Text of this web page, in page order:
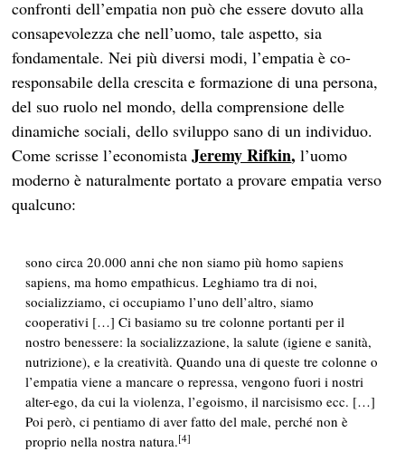
confronti dell’empatia non può che essere dovuto alla
consapevolezza che nell’uomo, tale aspetto, sia
fondamentale. Nei più diversi modi, l’empatia è co-
responsabile della crescita e formazione di una persona,
del suo ruolo nel mondo, della comprensione delle
dinamiche sociali, dello sviluppo sano di un individuo.
Come scrisse l’economistaJeremy Rifkin,l’uomo
moderno è naturalmente portato a provare empatia verso
qualcuno:
sono circa 20.000 anni che non siamo più homo sapiens
sapiens, ma homo empathicus. Leghiamo tra di noi,
socializziamo, ci occupiamo l’uno dell’altro, siamo
cooperativi […] Ci basiamo su tre colonne portanti per il
nostro benessere: la socializzazione, la salute (igiene e sanità,
nutrizione), e la creatività. Quando una di queste tre colonne o
l’empatia viene a mancare o repressa, vengono fuori i nostri
alter-ego, da cui la violenza, l’egoismo, il narcisismo ecc. […]
Poi però, ci pentiamo di aver fatto del male, perché non è
proprio nella nostra natura.[4]